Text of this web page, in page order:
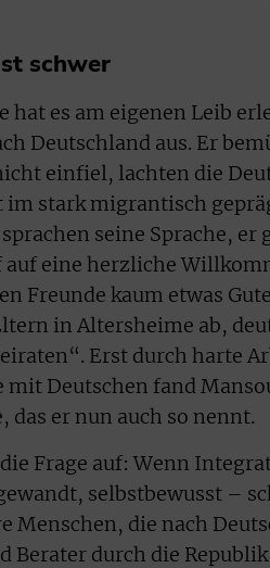
schwer
hat es am eigenen Leib
Deutschland aus. Er
einfiel, lachten die
im stark migrantisch
seine Sprache, er
eine herzliche
Freunde kaum etwas
in Altersheime ab,
Erst durch harte
Deutschen fand
das er nun auch so nennt.
Frage auf: Wenn
selbstbewusst –
Menschen, die nach
Berater durch die